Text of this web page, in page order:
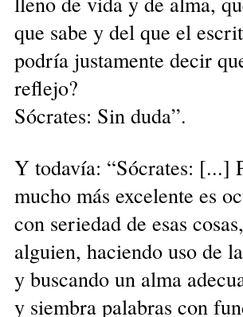
que sabe y del que el
podría justamente decir
reflejo?
Sócrates: Sin duda”.
Y todavía: “Sócrates: [...]
mucho más excelente es
con seriedad de esas
alguien, haciendo uso de
y buscando un alma
y siembra palabras con